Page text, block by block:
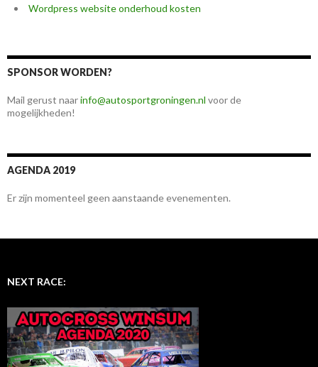
Wordpress website onderhoud kosten
SPONSOR WORDEN?
Mail gerust naarinfo@autosportgroningen.nl voor de
mogelijkheden!
AGENDA 2019
Er zijn momenteel geen aanstaande evenementen.
NEXT RACE: